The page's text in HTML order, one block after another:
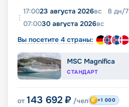
17:0023 августа 2026вс 8 дн/7
07:0030 августа 2026вс
Вы посетите 4 страны:
MSC Magnifica
СТАНДАРТ
от 143 692 ₽ /чел +1 000